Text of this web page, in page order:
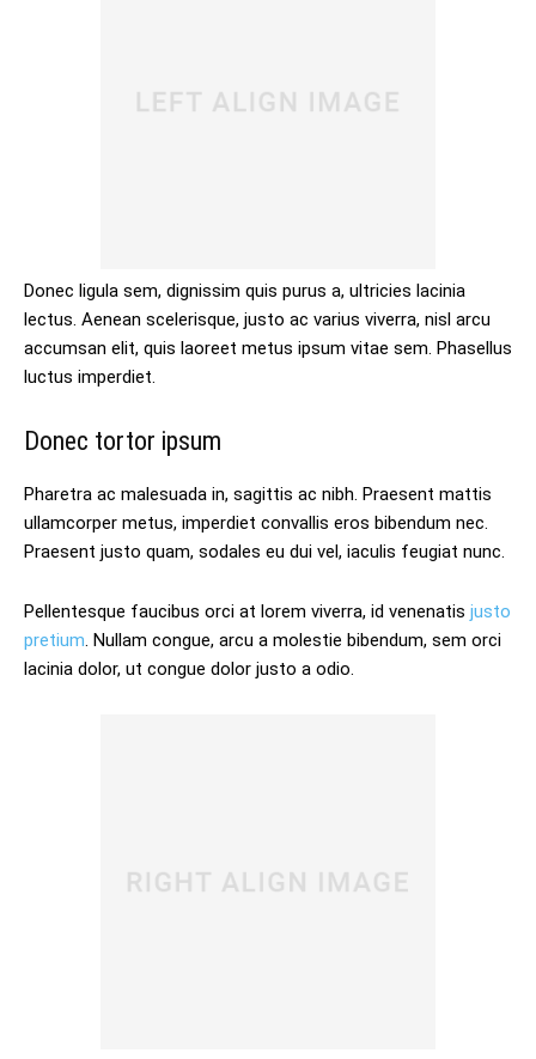
Donec ligula sem, dignissim quis purus a, ultricies lacinia
lectus. Aenean scelerisque, justo ac varius viverra, nisl arcu
accumsan elit, quis laoreet metus ipsum vitae sem. Phasellus
luctus imperdiet.
Donec tortor ipsum
Pharetra ac malesuada in, sagittis ac nibh. Praesent mattis
ullamcorper metus, imperdiet convallis eros bibendum nec.
Praesent justo quam, sodales eu dui vel, iaculis feugiat nunc.
Pellentesque faucibus orci at lorem viverra, id venenatis justo
pretium. Nullam congue, arcu a molestie bibendum, sem orci
lacinia dolor, ut congue dolor justo a odio.